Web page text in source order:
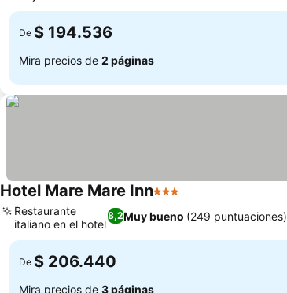
De $ 194.536
Mira precios de 2 páginas
Hotel Mare Mare Inn3 Estrellas
8,2Muy bueno (249 puntuaciones)
Restaurante
italiano en el hotel
De $ 206.440
Mira precios de 3 páginas